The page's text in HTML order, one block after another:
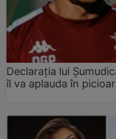
Declarația lui
îl va aplauda în